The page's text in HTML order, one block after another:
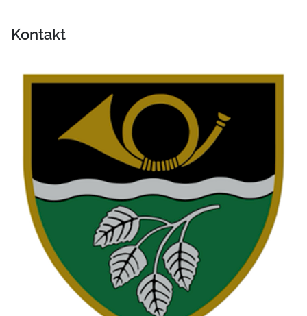
Kontakt